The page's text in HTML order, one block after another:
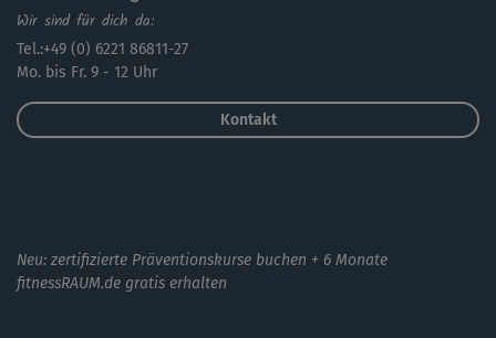
Wir sind für dich da:
Tel.:+49 (0) 6221 86811-27
Mo. bis Fr. 9 - 12 Uhr
Kontakt
Neu: zertifizierte Präventionskurse buchen + 6 Monate
fitnessRAUM.de gratis erhalten